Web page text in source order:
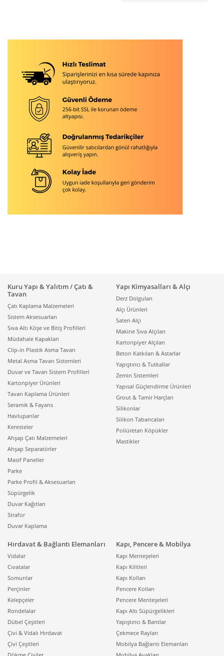
Kuru Yapı & Yalıtım / Çatı &
Tavan
Çatı Kaplama Malzemeleri
Sistem Aksesuarları
Sıva Altı Köşe ve Bitiş Profilleri
Müdahale Kapakları
Clip-in Plastik Asma Tavan
Metal Asma Tavan Sistemleri
Duvar ve Tavan Sistem Profilleri
Kartonpiyer Ürünleri
Tavan Kaplama Ürünleri
Seramik & Fayans
Havlupanlar
Keresteler
Ahşap Çatı Malzemeleri
Ahşap Separatörler
Masif Paneller
Parke
Parke Profil & Aksesuarları
Süpürgelik
Duvar Kağıtları
Strafor
Duvar Kaplama
Yapı Kimyasalları & Alçı
Derz Dolguları
Alçı Ürünleri
Saten Alçı
Makine Sıva Alçıları
Kartonpiyer Alçıları
Beton Katkıları & Astarlar
Yapıştırıcı & Tutkallar
Zemin Sistemleri
Yapısal Güçlendirme Ürünleri
Grout & Tamir Harçları
Silikonlar
Silikon Tabancaları
Poliüretan Köpükler
Mastikler
Hırdavat & Bağlantı Elemanları
Vidalar
Cıvatalar
Somunlar
Perçinler
Kelepçeler
Rondelalar
Dübel Çeşitleri
Çivi & Vidalı Hırdavat
Çivi Çeşitleri
Kapı, Pencere & Mobilya
Kapı Menteşeleri
Kapı Kilitleri
Kapı Kolları
Pencere Kolları
Pencere Menteşeleri
Kapı Altı Süpürgelikleri
Yapıştırıcı & Bantlar
Çekmece Rayları
Mobilya Bağlantı Elemanları